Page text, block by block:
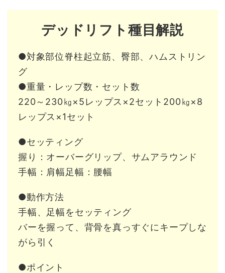
デッドリフト種目解説
●対象部位脊柱起立筋、臀部、ハムストリン
グ
●重量・レップ数・セット数
220～230㎏×5レップス×2セット200㎏×8
レップス×1セット
●セッティング
握り：オーバーグリップ、サムアラウンド
手幅：肩幅足幅：腰幅
●動作方法
手幅、足幅をセッティング
バーを握って、背骨を真っすぐにキープしな
がら引く
●ポイント